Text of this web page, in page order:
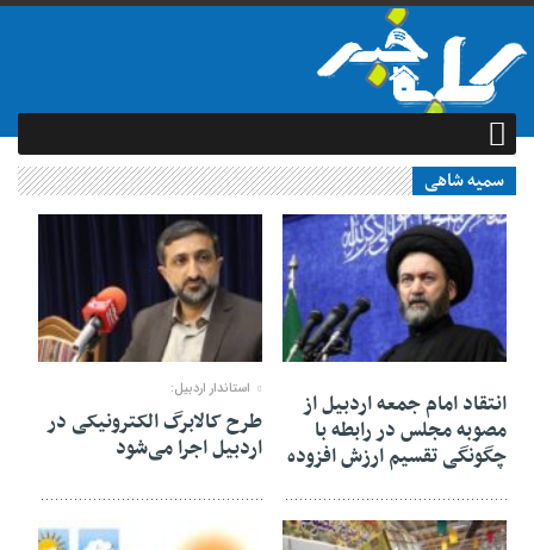
سمیه شاهی
انتقاد امام جمعه اردبیل از
مصوبه مجلس در رابطه با
چگونگی تقسیم ارزش افزوده
استاندار اردبیل:
طرح کالابرگ الکترونیکی در
اردبیل اجرا می‌شود